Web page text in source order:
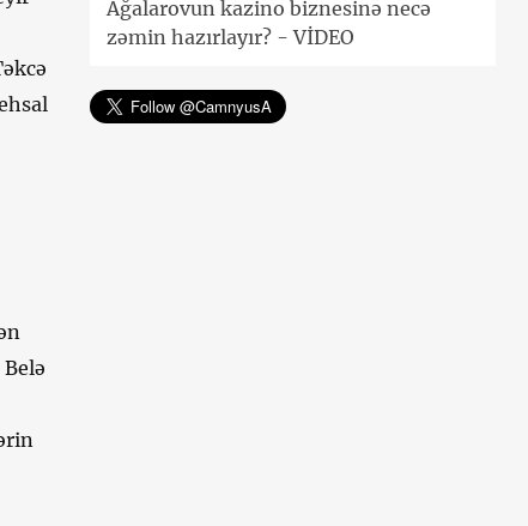
Ağalarovun kazino biznesinə necə
zəmin hazırlayır? - VİDEO